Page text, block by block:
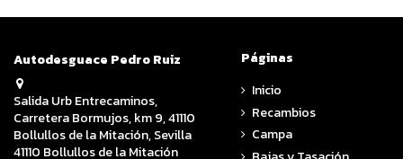
Autodesguace Pedro Ruiz
Salida Urb Entrecaminos,
Carretera Bormujos, km 9, 41110
Bollullos de la Mitación, Sevilla
41110 Bollullos de la Mitación
Páginas
Inicio
Recambios
Campa